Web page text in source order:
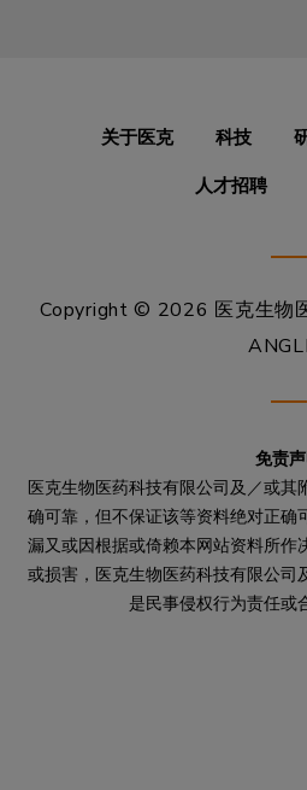
关于医克 科技
人才招聘
Copyright © 2026 医克生物
免责
医克生物医药科技有限公司及／或
确可靠，但不保证该等资料绝对正
漏又或因根据或倚赖本网站资料所
或损害，医克生物医药科技有限公
是民事侵权行为责任或